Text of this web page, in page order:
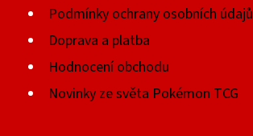
Podmínky ochrany osobních údajů
Doprava a platba
Hodnocení obchodu
Novinky ze světa Pokémon TCG